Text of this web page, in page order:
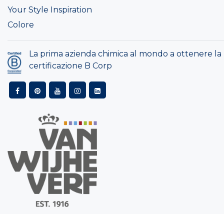
Your Style Inspiration
Colore
La prima azienda chimica al mondo a ottenere la
certificazione B Corp